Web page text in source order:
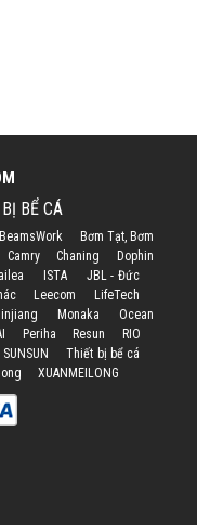
BỂ CÁ
BeamsWork
Bơm Tạt, Bơm
Camry Chaning
Dophin
ISTA
JBL - Đức
Leecom
LifeTech
Monaka
Ocean
Periha Resun
RIO
SUNSUN
Thiết bị bể cá
XUANMEILONG